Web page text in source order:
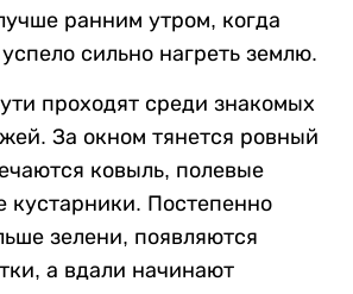
ранним утром, когда
сильно нагреть землю.
проходят среди знакомых
За окном тянется ровный
ковыль, полевые
кустарники. Постепенно
зелени, появляются
а вдали начинают